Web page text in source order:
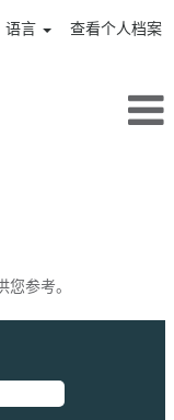
语言 查看个人档案
参考。